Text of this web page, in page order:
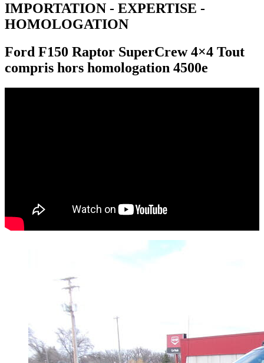
IMPORTATION - EXPERTISE -
HOMOLOGATION
Ford F150 Raptor SuperCrew 4×4 Tout
compris hors homologation 4500e